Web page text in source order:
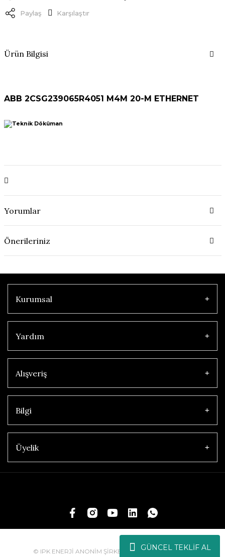
GÜNCEL TEKLİF AL
Paylaş Karşılaştır
Ürün Bilgisi
ABB 2CSG239065R4051 M4M 20-M ETHERNET
Yorumlar
Önerileriniz
Kurumsal
Yardım
Alışveriş
Bilgi
Üyelik
© IPK ENERJİ ANONİM ŞİRKETİ | Tüm Hakları Saklıdır.